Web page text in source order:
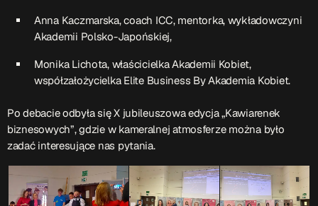
search
ON AIR
Anna Kaczmarska, coach ICC, mentorka, wykładowczyni
Akademii Polsko-Japońskiej,
Monika Lichota, właścicielka Akademii Kobiet,
współzałożycielka Elite Business By Akademia Kobiet.
Po debacie odbyła się X jubileuszowa edycja „Kawiarenek
biznesowych”, gdzie w kameralnej atmosferze można było
zadać interesujące nas pytania.